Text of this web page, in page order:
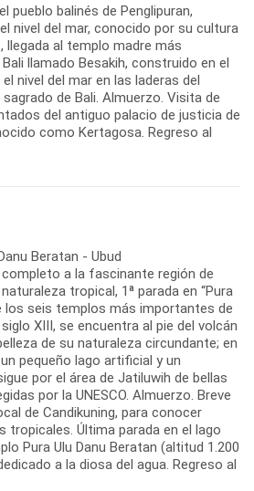
pueblo balinés de Penglipuran,
nivel del mar, conocido por su cultura
llegada al templo madre más
llamado Besakih, construido en el
nivel del mar en las laderas del
de Bali. Almuerzo. Visita de
del antiguo palacio de justicia de
como Kertagosa. Regreso al
Beratan - Ubud
a la fascinante región de
tropical, 1ª parada en “Pura
los seis templos más importantes de
XIII, se encuentra al pie del volcán
de su naturaleza circundante; en
pequeño lago artificial y un
por el área de Jatiluwih de bellas
por la UNESCO. Almuerzo. Breve
de Candikuning, para conocer
Última parada en el lago
Pura Ulu Danu Beratan (altitud 1.200
a la diosa del agua. Regreso al